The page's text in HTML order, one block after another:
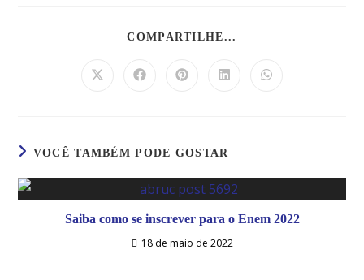
COMPARTILHE...
VOCÊ TAMBÉM PODE GOSTAR
Saiba como se inscrever para o Enem 2022
18 de maio de 2022